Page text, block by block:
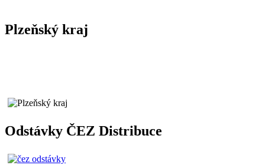
Plzeňský kraj
Odstávky ČEZ Distribuce